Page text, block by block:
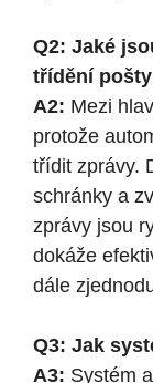
Q2: Jaké
třídění
A2: Mezi
protože
třídit zprávy.
schránky a
zprávy jsou
dokáže
dále
Q3: Jak
A3: Systém